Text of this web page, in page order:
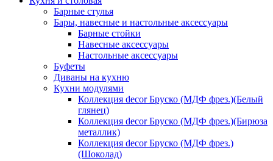
Барные стулья
Бары, навесные и настольные аксессуары
Барные стойки
Навесные аксессуары
Настольные аксессуары
Буфеты
Диваны на кухню
Кухни модулями
Коллекция decor Бруско (МДФ фрез.)(Белый
глянец)
Коллекция decor Бруско (МДФ фрез.)(Бирюза
металлик)
Коллекция decor Бруско (МДФ фрез.)
(Шоколад)